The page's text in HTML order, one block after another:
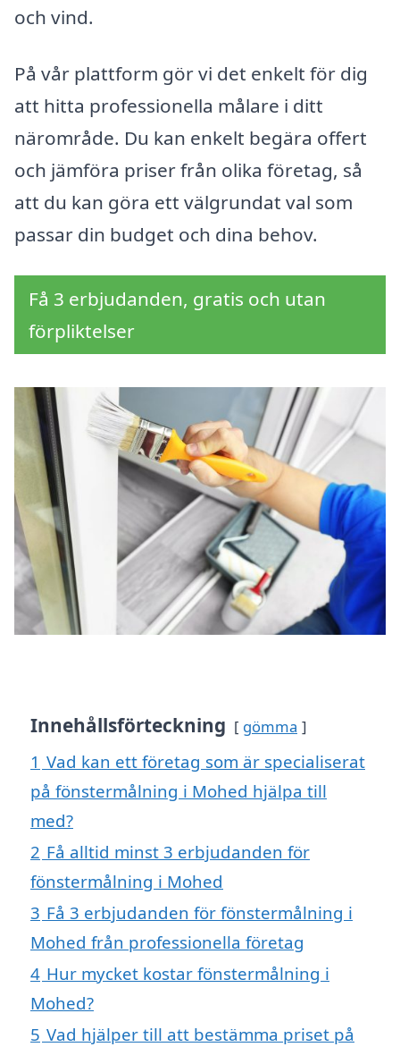
och vind.
På vår plattform gör vi det enkelt för dig
att hitta professionella målare i ditt
närområde. Du kan enkelt begära offert
och jämföra priser från olika företag, så
att du kan göra ett välgrundat val som
passar din budget och dina behov.
Få 3 erbjudanden, gratis och utan
förpliktelser
Innehållsförteckning gömma
1 Vad kan ett företag som är specialiserat
på fönstermålning i Mohed hjälpa till
med?
2 Få alltid minst 3 erbjudanden för
fönstermålning i Mohed
3 Få 3 erbjudanden för fönstermålning i
Mohed från professionella företag
4 Hur mycket kostar fönstermålning i
Mohed?
5 Vad hjälper till att bestämma priset på